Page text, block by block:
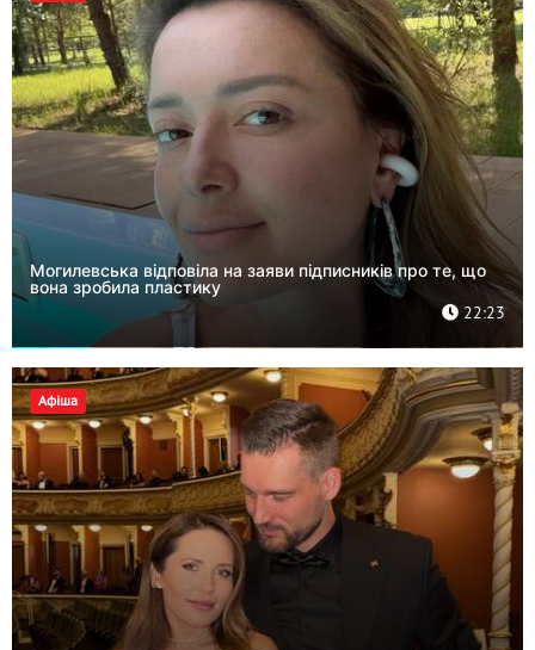
Могилевська відповіла на заяви підписників про те, що
вона зробила пластику
22:23
Афіша